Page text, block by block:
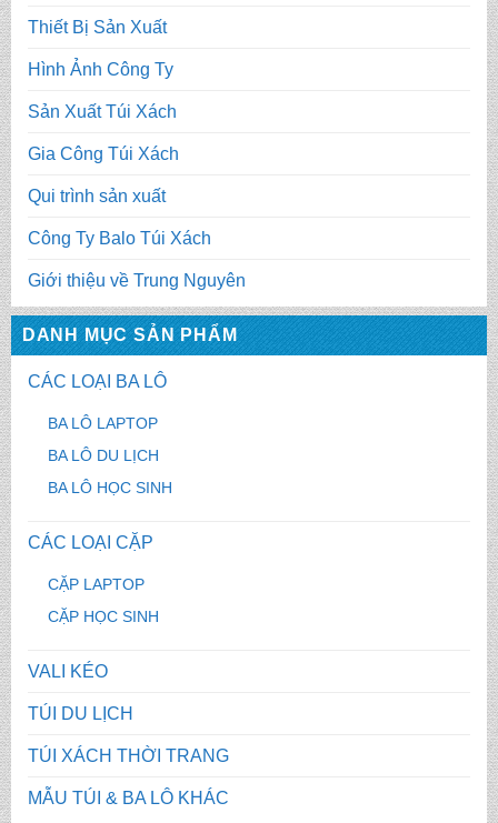
Thiết Bị Sản Xuất
Hình Ảnh Công Ty
Sản Xuất Túi Xách
Gia Công Túi Xách
Qui trình sản xuất
Công Ty Balo Túi Xách
Giới thiệu về Trung Nguyên
DANH MỤC SẢN PHẨM
CÁC LOẠI BA LÔ
BA LÔ LAPTOP
BA LÔ DU LỊCH
BA LÔ HỌC SINH
CÁC LOẠI CẶP
CẶP LAPTOP
CẶP HỌC SINH
VALI KÉO
TÚI DU LỊCH
TÚI XÁCH THỜI TRANG
MẪU TÚI & BA LÔ KHÁC